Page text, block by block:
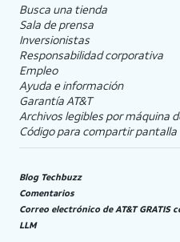
Busca una tienda
Sala de prensa
Inversionistas
Responsabilidad corporativa
Empleo
Ayuda e información
Garantía AT&T
Archivos legibles por máquina
Código para compartir pantalla
Blog Techbuzz
Comentarios
Correo electrónico de AT&T GRATIS
LLM